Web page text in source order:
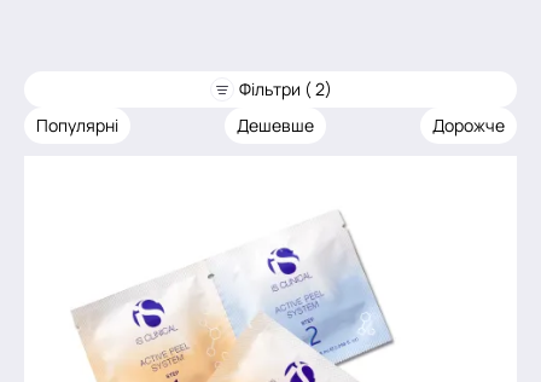
Фільтри ( 2)
Популярні
Дешевше Дорожче